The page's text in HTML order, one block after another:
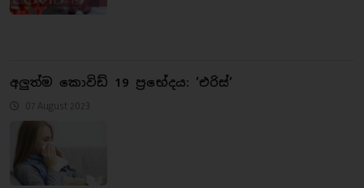
අලුත්ම කොවිඩ් 19 ප්‍රභේදය: ’එරිස්’
07 August 2023